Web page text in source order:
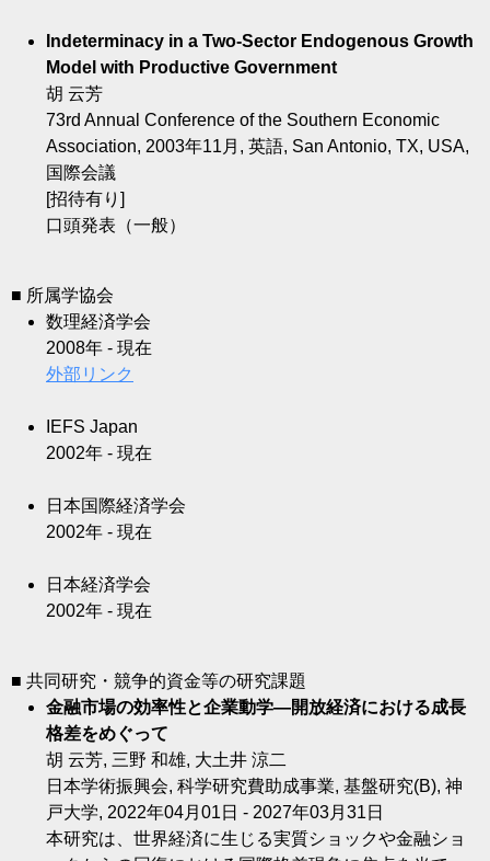
Indeterminacy in a Two-Sector Endogenous Growth
Model with Productive Government
胡 云芳
73rd Annual Conference of the Southern Economic
Association, 2003年11月, 英語, San Antonio, TX, USA,
国際会議
[招待有り]
口頭発表（一般）
■ 所属学協会
数理経済学会
2008年 - 現在
外部リンク
IEFS Japan
2002年 - 現在
日本国際経済学会
2002年 - 現在
日本経済学会
2002年 - 現在
■ 共同研究・競争的資金等の研究課題
金融市場の効率性と企業動学―開放経済における成長
格差をめぐって
胡 云芳, 三野 和雄, 大土井 涼二
日本学術振興会, 科学研究費助成事業, 基盤研究(B), 神
戸大学, 2022年04月01日 - 2027年03月31日
本研究は、世界経済に生じる実質ショックや金融ショ